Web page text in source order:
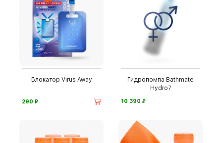
Блокатор Virus Away
290 ⃏
Гидропомпа Bathmate
Hydro7
10 390 ⃏